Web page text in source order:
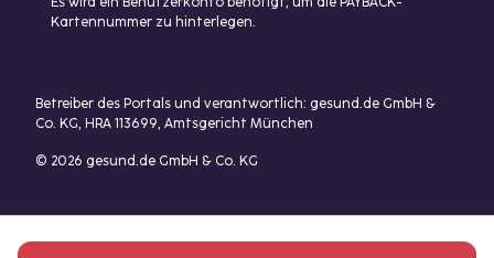
Kartennummer zu hinterlegen.
Betreiber des Portals und verantwortlich: gesund.de GmbH &
Co. KG, HRA 113699, Amtsgericht München
© 2026 gesund.de GmbH & Co. KG